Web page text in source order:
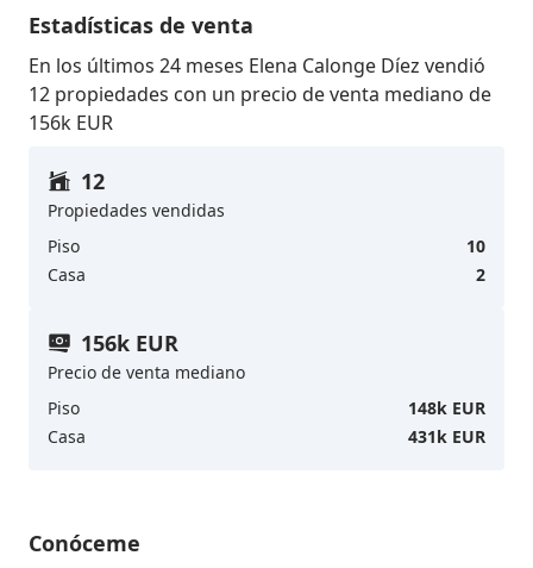
Estadísticas de venta
En los últimos 24 meses Elena Calonge Díez vendió
12 propiedades con un precio de venta mediano de
156k EUR
12
Propiedades vendidas
Piso
10
Casa
2
156k EUR
Precio de venta mediano
Piso
148k EUR
Casa
431k EUR
Conóceme